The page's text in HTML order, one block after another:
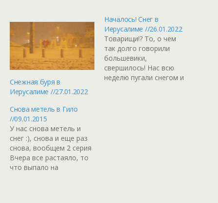
Снежная буря в
Иерусалиме //27.01.2022
Началось! Снег в
Иерусалиме //26.01.2022
Товарищи!? То, о чем
так долго говорили
большевики,
свершилось! Нас всю
неделю пугали снегом и
Снова метель в Гило
//09.01.2015
У нас снова метель и
снег :), снова и еще раз
снова, вообщем 2 серия
Вчера все растаяло, то
что выпало на